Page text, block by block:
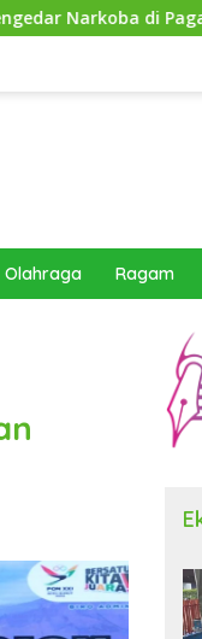
Merbau
Olahraga Ragam